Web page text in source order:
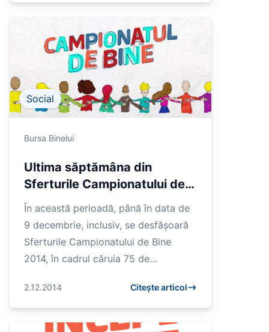
Social
Bursa Binelui
Ultima săptămâna din
Sferturile Campionatului de
Bine 2014
În această perioadă, până în data de
9 decembrie, inclusiv, se desfășoară
Sferturile Campionatului de Bine
2014, în cadrul căruia 75 de
2.12.2014 Citește articol